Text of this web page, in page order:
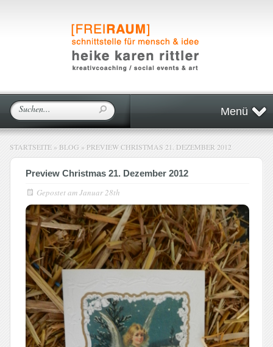
Menü
STARTSEITE » BLOG » PREVIEW CHRISTMAS 21. DEZEMBER 2012
Preview Christmas 21. Dezember 2012
Gepostet amJanuar 28th